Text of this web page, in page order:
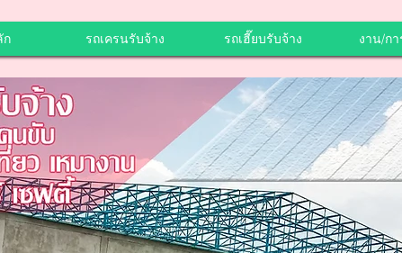
รถเครนรับจ้าง รถเฮี๊ยบรับจ้าง งาน/ก